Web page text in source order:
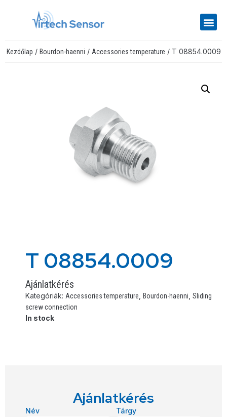
Kezdőlap / Bourdon-haenni / Accessories temperature / T 08854.0009
T 08854.0009
Ajánlatkérés
Kategóriák: Accessories temperature Bourdon-haenni Sliding
screw connection
In stock
Ajánlatkérés
Név Tárgy